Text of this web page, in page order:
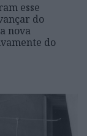
esse
do
nova
do